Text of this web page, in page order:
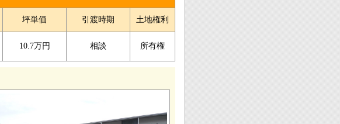
坪単価 引渡時期 土地権利
10.7万円 相談 所有権